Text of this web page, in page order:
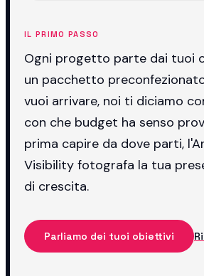
IL PRIMO PASSO
Ogni progetto parte dai tuoi
un pacchetto
vuoi arrivare, noi ti diciamo
con che budget ha senso
prima capire da dove parti,
Visibility fotografa la tua
di crescita.
Parliamo dei tuoi obiettivi